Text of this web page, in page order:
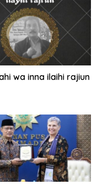
wa inna ilaihi rajiun